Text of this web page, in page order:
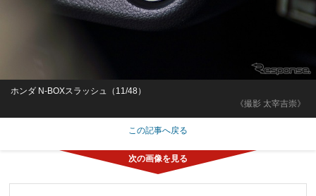
《撮影 太宰吉崇》
ホンダ N-BOXスラッシュ（11/48）
この記事へ戻る